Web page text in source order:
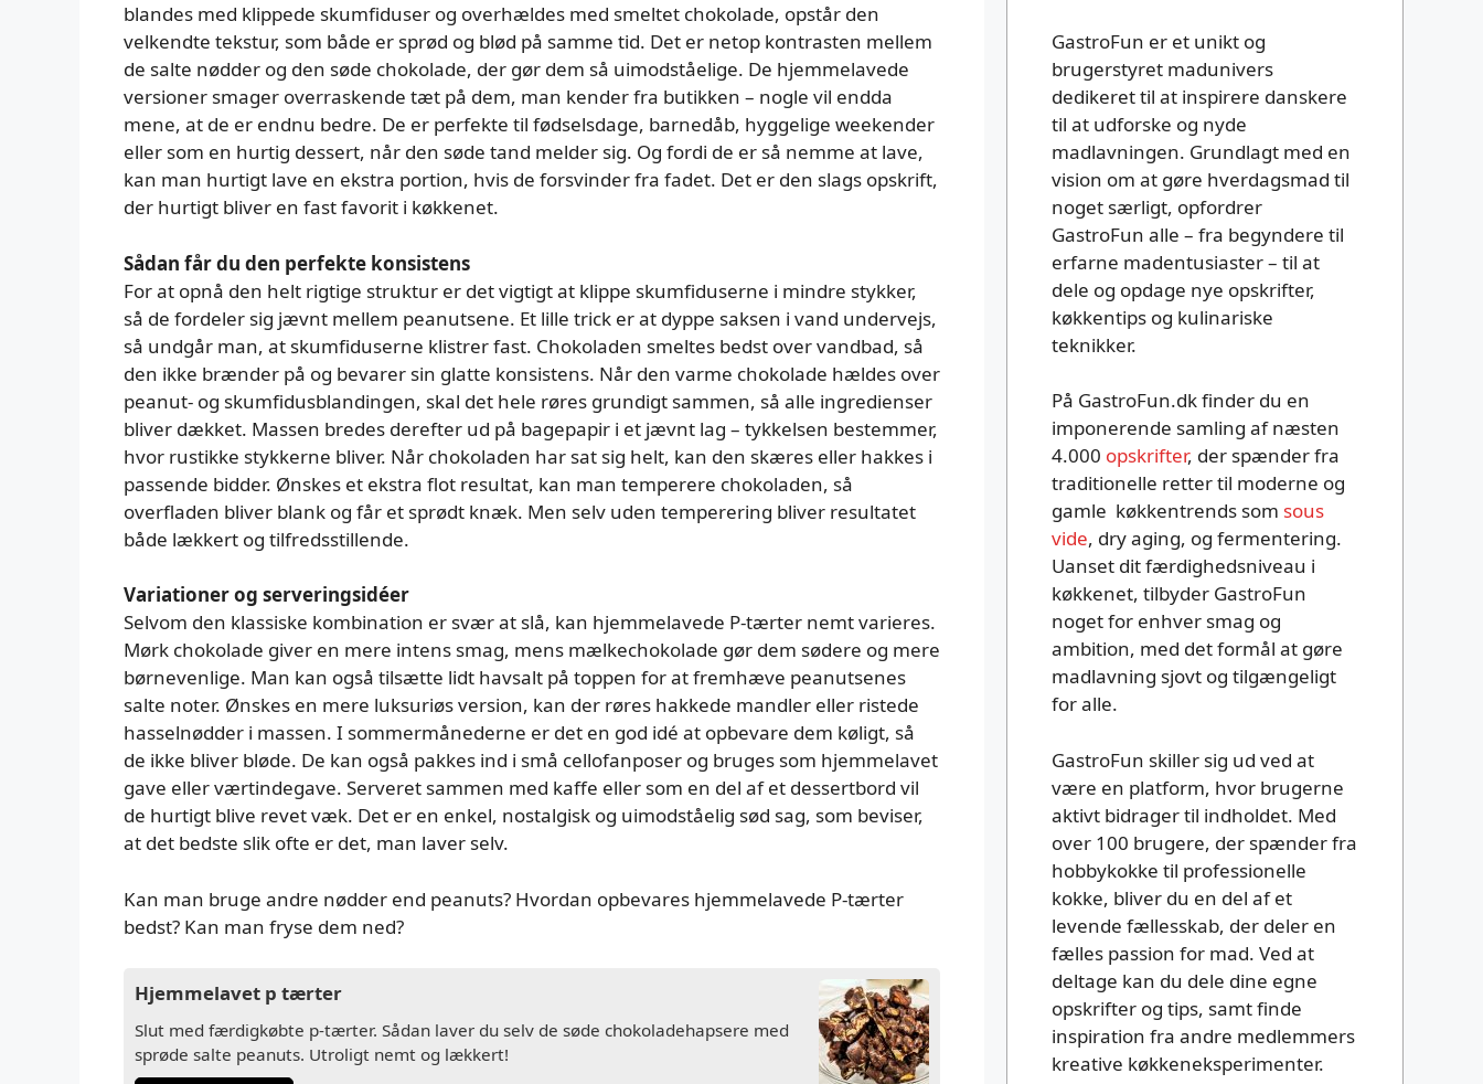
blandes med klippede skumfiduser og overhældes med smeltet chokolade, opstår den
velkendte tekstur, som både er sprød og blød på samme tid. Det er netop kontrasten mellem
de salte nødder og den søde chokolade, der gør dem så uimodståelige. De hjemmelavede
versioner smager overraskende tæt på dem, man kender fra butikken – nogle vil endda
mene, at de er endnu bedre. De er perfekte til fødselsdage, barnedåb, hyggelige weekender
eller som en hurtig dessert, når den søde tand melder sig. Og fordi de er så nemme at lave,
kan man hurtigt lave en ekstra portion, hvis de forsvinder fra fadet. Det er den slags opskrift,
der hurtigt bliver en fast favorit i køkkenet.
Sådan får du den perfekte konsistens
For at opnå den helt rigtige struktur er det vigtigt at klippe skumfiduserne i mindre stykker,
så de fordeler sig jævnt mellem peanutsene. Et lille trick er at dyppe saksen i vand undervejs,
så undgår man, at skumfiduserne klistrer fast. Chokoladen smeltes bedst over vandbad, så
den ikke brænder på og bevarer sin glatte konsistens. Når den varme chokolade hældes over
peanut- og skumfidusblandingen, skal det hele røres grundigt sammen, så alle ingredienser
bliver dækket. Massen bredes derefter ud på bagepapir i et jævnt lag – tykkelsen bestemmer,
hvor rustikke stykkerne bliver. Når chokoladen har sat sig helt, kan den skæres eller hakkes i
passende bidder. Ønskes et ekstra flot resultat, kan man temperere chokoladen, så
overfladen bliver blank og får et sprødt knæk. Men selv uden temperering bliver resultatet
både lækkert og tilfredsstillende.
Variationer og serveringsidéer
Selvom den klassiske kombination er svær at slå, kan hjemmelavede P-tærter nemt varieres.
Mørk chokolade giver en mere intens smag, mens mælkechokolade gør dem sødere og mere
børnevenlige. Man kan også tilsætte lidt havsalt på toppen for at fremhæve peanutsenes
salte noter. Ønskes en mere luksuriøs version, kan der røres hakkede mandler eller ristede
hasselnødder i massen. I sommermånederne er det en god idé at opbevare dem køligt, så
de ikke bliver bløde. De kan også pakkes ind i små cellofanposer og bruges som hjemmelavet
gave eller værtindegave. Serveret sammen med kaffe eller som en del af et dessertbord vil
de hurtigt blive revet væk. Det er en enkel, nostalgisk og uimodståelig sød sag, som beviser,
at det bedste slik ofte er det, man laver selv.
Kan man bruge andre nødder end peanuts? Hvordan opbevares hjemmelavede P-tærter
bedst? Kan man fryse dem ned?
Hjemmelavet p tærter
Slut med færdigkøbte p-tærter. Sådan laver du selv de søde chokoladehapsere med
sprøde salte peanuts. Utroligt nemt og lækkert!
GastroFun er et unikt og
brugerstyret madunivers
dedikeret til at inspirere danskere
til at udforske og nyde
madlavningen. Grundlagt med en
vision om at gøre hverdagsmad til
noget særligt, opfordrer
GastroFun alle – fra begyndere til
erfarne madentusiaster – til at
dele og opdage nye opskrifter,
køkkentips og kulinariske
teknikker.
På GastroFun.dk finder du en
imponerende samling af næsten
4.000 opskrifter, der spænder fra
traditionelle retter til moderne og
gamle køkkentrends som sous
vide, dry aging, og fermentering.
Uanset dit færdighedsniveau i
køkkenet, tilbyder GastroFun
noget for enhver smag og
ambition, med det formål at gøre
madlavning sjovt og tilgængeligt
for alle.
GastroFun skiller sig ud ved at
være en platform, hvor brugerne
aktivt bidrager til indholdet. Med
over 100 brugere, der spænder fra
hobbykokke til professionelle
kokke, bliver du en del af et
levende fællesskab, der deler en
fælles passion for mad. Ved at
deltage kan du dele dine egne
opskrifter og tips, samt finde
inspiration fra andre medlemmers
kreative køkkeneksperimenter.